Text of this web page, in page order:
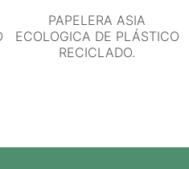
PAPELERA ASIA
ECOLOGICA DE PLÁSTICO
RECICLADO.